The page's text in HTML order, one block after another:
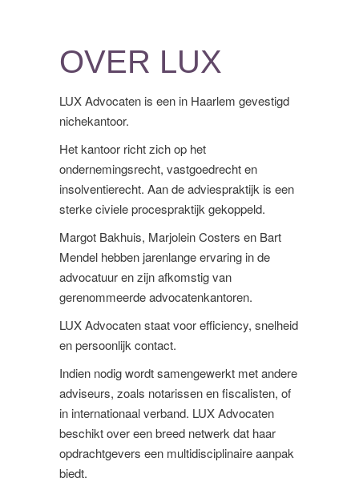
LUX ADVOCATEN
OVER LUX
LUX Advocaten is een in Haarlem gevestigd
nichekantoor.
Het kantoor richt zich op het
ondernemingsrecht, vastgoedrecht en
insolventierecht. Aan de adviespraktijk is een
sterke civiele procespraktijk gekoppeld.
Margot Bakhuis, Marjolein Costers en Bart
Mendel hebben jarenlange ervaring in de
advocatuur en zijn afkomstig van
gerenommeerde advocatenkantoren.
LUX Advocaten staat voor efficiency, snelheid
en persoonlijk contact.
Indien nodig wordt samengewerkt met andere
adviseurs, zoals notarissen en fiscalisten, of
in internationaal verband. LUX Advocaten
beschikt over een breed netwerk dat haar
opdrachtgevers een multidisciplinaire aanpak
biedt.